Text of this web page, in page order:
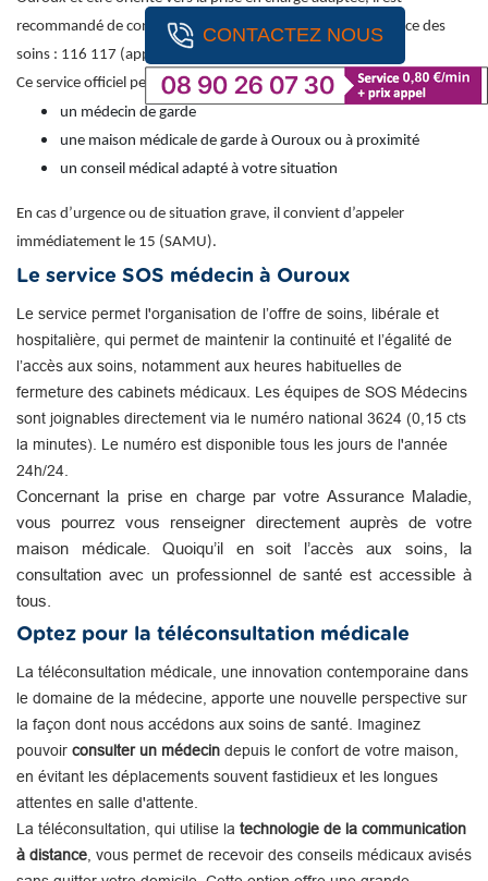
CONTACTEZ NOUS
recommandé de contacter le numéro national de permanence des
soins : 116 117 (appel gratuit).
Ce service officiel permet d’obtenir une orientation vers :
un médecin de garde
une maison médicale de garde à Ouroux ou à proximité
un conseil médical adapté à votre situation
En cas d’urgence ou de situation grave, il convient d’appeler
immédiatement le 15 (SAMU).
Le service SOS médecin à Ouroux
Le service permet l'organisation de l’offre de soins, libérale et
hospitalière, qui permet de maintenir la continuité et l’égalité de
l’accès aux soins, notamment aux heures habituelles de
fermeture des cabinets médicaux. Les équipes de SOS Médecins
sont joignables directement via le numéro national 3624 (0,15 cts
la minutes). Le numéro est disponible tous les jours de l'année
24h/24.
Concernant la prise en charge par votre Assurance Maladie,
vous pourrez vous renseigner directement auprès de votre
maison médicale. Quoiqu’il en soit l’accès aux soins, la
consultation avec un professionnel de santé est accessible à
tous.
Optez pour la téléconsultation médicale
La téléconsultation médicale, une innovation contemporaine dans
le domaine de la médecine, apporte une nouvelle perspective sur
la façon dont nous accédons aux soins de santé. Imaginez
pouvoir consulter un médecin depuis le confort de votre maison,
en évitant les déplacements souvent fastidieux et les longues
attentes en salle d'attente.
La téléconsultation, qui utilise la technologie de la communication
à distance , vous permet de recevoir des conseils médicaux avisés